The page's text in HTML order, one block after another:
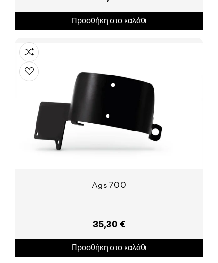
Προσθήκη στο καλάθι
Ags 700
35,30 €
Προσθήκη στο καλάθι